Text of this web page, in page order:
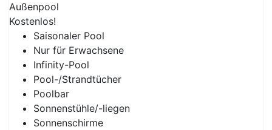
Außenpool
Kostenlos!
Saisonaler Pool
Nur für Erwachsene
Infinity-Pool
Pool-/Strandtücher
Poolbar
Sonnenstühle/-liegen
Sonnenschirme